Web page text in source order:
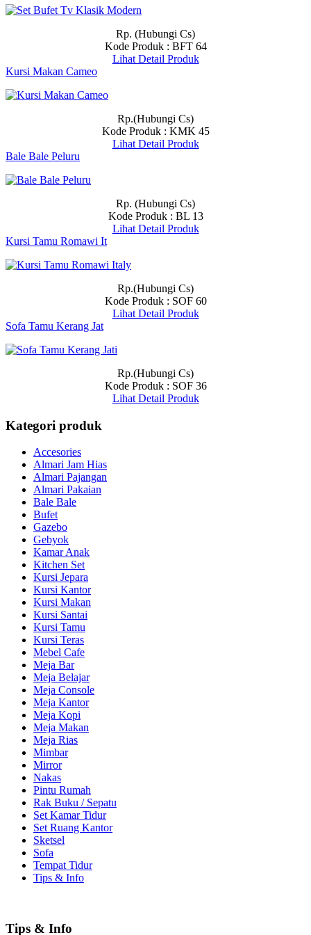
Rp. (Hubungi Cs)
Kode Produk : BFT 64
Lihat Detail Produk
Kursi Makan Cameo
Rp.(Hubungi Cs)
Kode Produk : KMK 45
Lihat Detail Produk
Bale Bale Peluru
Rp. (Hubungi Cs)
Kode Produk : BL 13
Lihat Detail Produk
Kursi Tamu Romawi It
Rp.(Hubungi Cs)
Kode Produk : SOF 60
Lihat Detail Produk
Sofa Tamu Kerang Jat
Rp.(Hubungi Cs)
Kode Produk : SOF 36
Lihat Detail Produk
Kategori produk
Accesories
Almari Jam Hias
Almari Pajangan
Almari Pakaian
Bale Bale
Bufet
Gazebo
Gebyok
Kamar Anak
Kitchen Set
Kursi Jepara
Kursi Kantor
Kursi Makan
Kursi Santai
Kursi Tamu
Kursi Teras
Mebel Cafe
Meja Bar
Meja Belajar
Meja Console
Meja Kantor
Meja Kopi
Meja Makan
Meja Rias
Mimbar
Mirror
Nakas
Pintu Rumah
Rak Buku / Sepatu
Set Kamar Tidur
Set Ruang Kantor
Sketsel
Sofa
Tempat Tidur
Tips & Info
Tips & Info